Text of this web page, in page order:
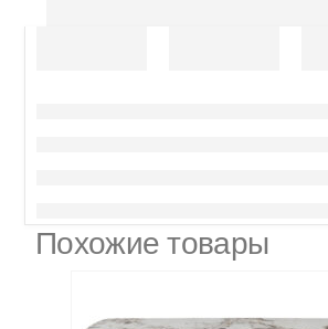
Похожие товары